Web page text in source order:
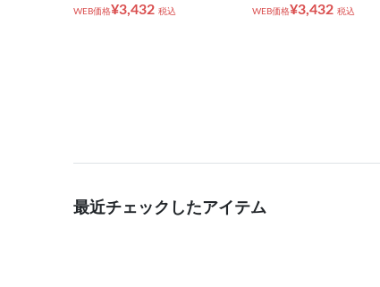
WEB価格¥3,432 税込 WEB価格¥3,432 税込
最近チェックしたアイテム